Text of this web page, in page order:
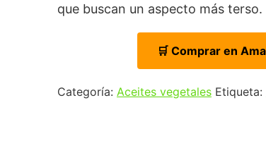
que buscan un aspecto más terso.
🛒 Comprar en
Categoría: Aceites vegetales Etiqueta: